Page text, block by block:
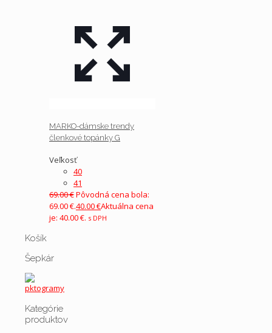
MARKO-dámske trendy
členkové topánky G
Veľkosť
40
41
69.00€Pôvodná cena bola:
69.00 €.40.00€Aktuálna cena
je: 40.00 €. s DPH
Košík
Šepkár
Kategórie
produktov